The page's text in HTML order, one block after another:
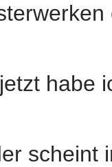
habe
scheint